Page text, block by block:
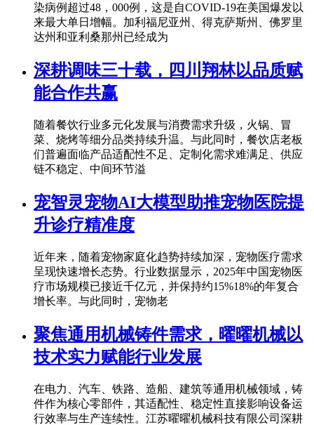
染病例超过48，000例，这是自COVID-19在美国爆发以
来最大单日增幅。加利福尼亚州、得克萨斯州、佛罗里
达州和亚利桑那州已经成为
深耕调味三十载，四川翔林以品质赋
能合作共赢
随着餐饮行业多元化发展与消费需求升级，火锅、冒
菜、烧烤等细分品类持续升温。与此同时，餐饮店老板
们普遍面临产品适配性不足、定制化需求难满足、供应
链不稳定、中间环节溢
宠智灵宠物AI大模型助推宠物医院提
升诊疗精准度
近年来，随着宠物家庭化趋势持续加深，宠物医疗需求
呈现快速增长态势。行业数据显示，2025年中国宠物医
疗市场规模已接近千亿元，并保持约15%18%的年复合
增长率。与此同时，宠物老
聚焦通用机械铸件需求，曜曜机械以
技术实力赋能行业发展
在电力、汽车、铁路、造船、建筑等通用机械领域，铸
件作为核心零部件，其适配性、稳定性直接影响设备运
行效率与生产连续性。江苏曜曜机械科技有限公司深耕